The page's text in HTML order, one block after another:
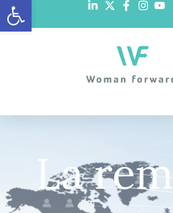
Abrir barra de herramientas
La